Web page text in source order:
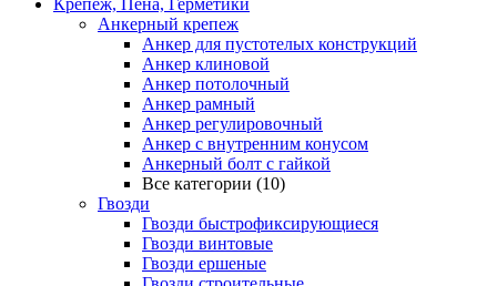
Крепеж, Пена, Герметики
Анкерный крепеж
Анкер для пустотелых конструкций
Анкер клиновой
Анкер потолочный
Анкер рамный
Анкер регулировочный
Анкер с внутренним конусом
Анкерный болт с гайкой
Все категории (10)
Гвозди
Гвозди быстрофиксирующиеся
Гвозди винтовые
Гвозди ершеные